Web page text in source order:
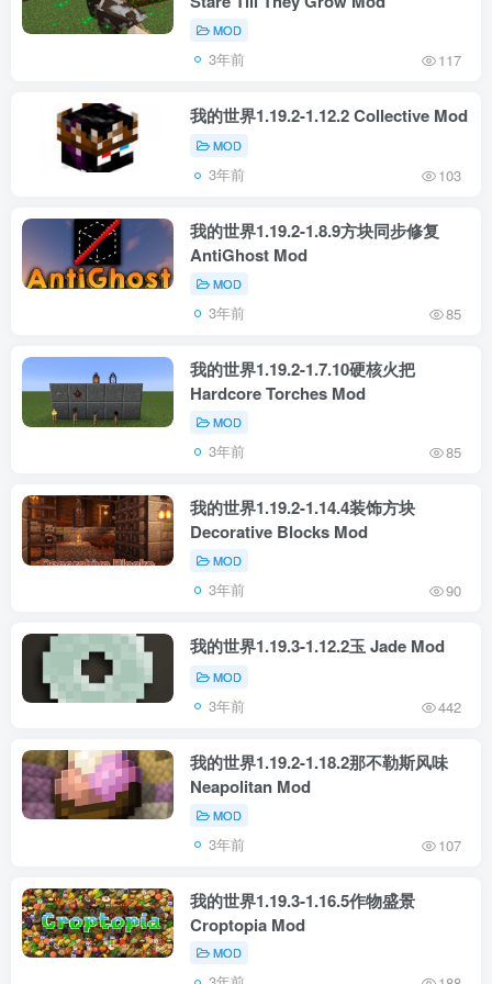
MOD
3年前 117
我的世界1.19.2-1.12.2 Collective Mod
MOD
3年前 103
我的世界1.19.2-1.8.9方块同步修复
AntiGhost Mod
MOD
3年前 85
我的世界1.19.2-1.7.10硬核火把
Hardcore Torches Mod
MOD
3年前 85
我的世界1.19.2-1.14.4装饰方块
Decorative Blocks Mod
MOD
3年前 90
我的世界1.19.3-1.12.2玉 Jade Mod
MOD
3年前 442
我的世界1.19.2-1.18.2那不勒斯风味
Neapolitan Mod
MOD
3年前 107
我的世界1.19.3-1.16.5作物盛景
Croptopia Mod
MOD